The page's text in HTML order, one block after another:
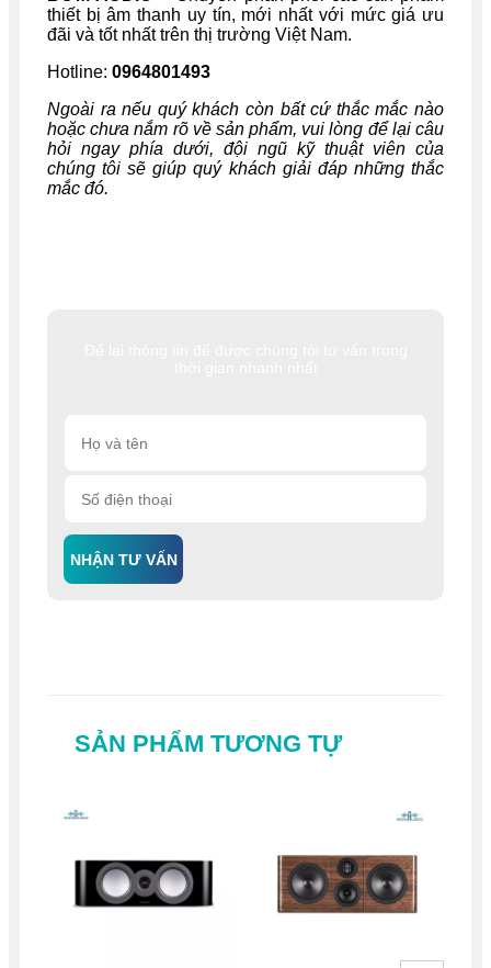
NHẬN TƯ VẤN
thiết bị âm thanh uy tín, mới nhất với mức giá ưu
đãi và tốt nhất trên thị trường Việt Nam.
Hotline: 0964801493
Ngoài ra nếu quý khách còn bất cứ thắc mắc nào
hoặc chưa nắm rõ về sản phẩm, vui lòng để lại câu
hỏi ngay phía dưới, đội ngũ kỹ thuật viên của
chúng tôi sẽ giúp quý khách giải đáp những thắc
mắc đó.
SẢN PHẨM TƯƠNG TỰ